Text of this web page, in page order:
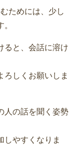
ためには、少し
ると、会話に溶け
ろしくお願いしま
人の話を聞く姿勢
しやすくなりま